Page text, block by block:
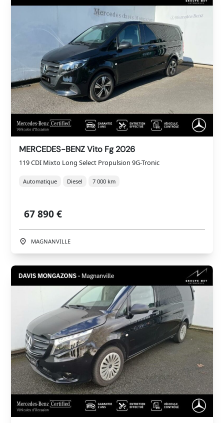
MERCEDES-BENZ Vito Fg 2026
119 CDI Mixto Long Select Propulsion 9G-Tronic
Automatique Diesel 7 000 km
67 890 €
MAGNANVILLE